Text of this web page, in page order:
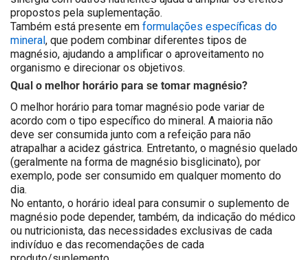
propostos pela suplementação.
Também está presente em formulações específicas do
mineral, que podem combinar diferentes tipos de
magnésio, ajudando a amplificar o aproveitamento no
organismo e direcionar os objetivos.
Qual o melhor horário para se tomar magnésio?
O melhor horário para tomar magnésio pode variar de
acordo com o tipo específico do mineral. A maioria não
deve ser consumida junto com a refeição para não
atrapalhar a acidez gástrica. Entretanto, o magnésio quelado
(geralmente na forma de magnésio bisglicinato), por
exemplo, pode ser consumido em qualquer momento do
dia.
No entanto, o horário ideal para consumir o suplemento de
magnésio pode depender, também, da indicação do médico
ou nutricionista, das necessidades exclusivas de cada
indivíduo e das recomendações de cada